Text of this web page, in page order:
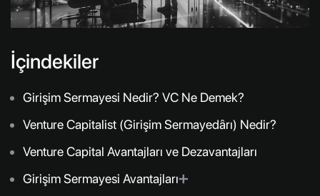
İçindekiler
Girişim Sermayesi Nedir? VC Ne Demek?
Venture Capitalist (Girişim Sermayedârı) Nedir?
Venture Capital Avantajları ve Dezavantajları
Girişim Sermayesi Avantajları➕